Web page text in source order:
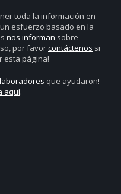
toda la información en
esfuerzo basado en la
nos informan sobre
por favorcontáctenos si
esta página!
que ayudaron!
aquí.